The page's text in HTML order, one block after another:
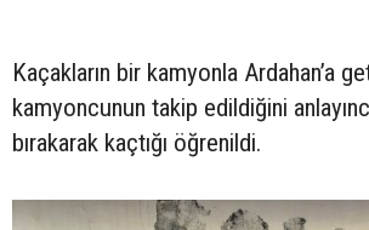
Kaçakların bir kamyonla Ardahan’a
kamyoncunun takip edildiğini
bırakarak kaçtığı öğrenildi.